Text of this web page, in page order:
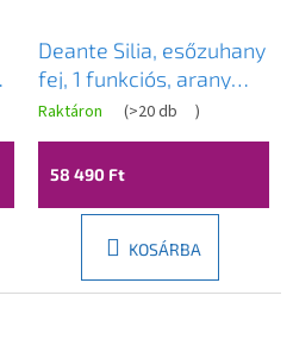
Deante Silia, esőzuhany
fej, 1 funkciós, arany
matt, DEA-NQS_R30K
Raktáron (>20 db )
58 490 Ft
KOSÁRBA